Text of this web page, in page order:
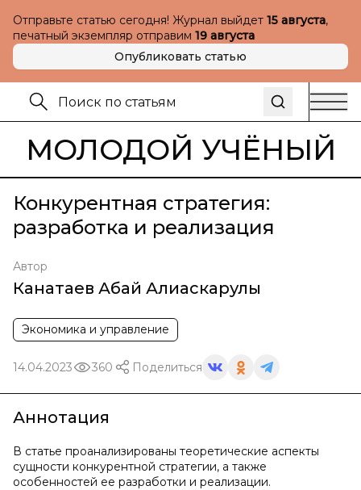
Отправьте статью сегодня! Журнал выйдет 15 августа,
печатный экземпляр отправим 19 августа
Опубликовать статью
МОЛОДОЙ УЧЁНЫЙ
Конкурентная стратегия:
разработка и реализация
Автор
Канатаев Абай Алиаскарулы
Экономика и управление
14.04.2023 360 Поделиться
Аннотация
В статье проанализированы теоретические аспекты
сущности конкурентной стратегии, а также
особенностей ее разработки и реализации.